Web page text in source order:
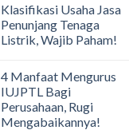
Klasifikasi Usaha Jasa
Penunjang Tenaga
Listrik, Wajib Paham!
4 Manfaat Mengurus
IUJPTL Bagi
Perusahaan, Rugi
Mengabaikannya!